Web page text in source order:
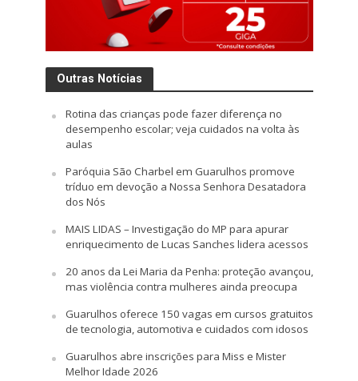
Outras Notícias
Rotina das crianças pode fazer diferença no
desempenho escolar; veja cuidados na volta às
aulas
Paróquia São Charbel em Guarulhos promove
tríduo em devoção a Nossa Senhora Desatadora
dos Nós
MAIS LIDAS – Investigação do MP para apurar
enriquecimento de Lucas Sanches lidera acessos
20 anos da Lei Maria da Penha: proteção avançou,
mas violência contra mulheres ainda preocupa
Guarulhos oferece 150 vagas em cursos gratuitos
de tecnologia, automotiva e cuidados com idosos
Guarulhos abre inscrições para Miss e Mister
Melhor Idade 2026